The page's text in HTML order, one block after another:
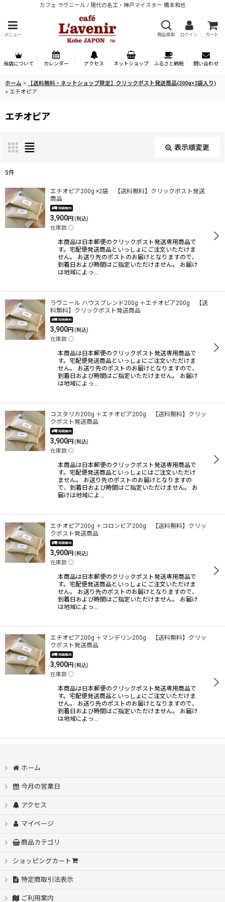
カフェ ラヴニール / 現代の名工・神戸マイスター 橋本和也
メニュー 商品検索 ログイン カート
当店について カレンダー アクセス ネットショップ ふるさと納税 問い合わせ
ホーム >
【送料無料・ネットショップ限定】クリックポスト発送商品(200g×2袋入り)
> エチオピア
エチオピア
表示順変更
表示数:
並び順:
絞り込む
5件
エチオピア200g ×2袋 【送料無料】クリックポスト発送
商品
3,900円 (税込)
在庫数 ◯
本商品は日本郵便のクリックポスト発送専用商品で
す。宅配便発送商品といっしょにご注文いただけま
せん。 お送り先のポストのお届けとなりますので、
到着日および時間はご指定いただけません。 お届け
は地域によっ…
ラヴニール ハウスブレンド200g ＋エチオピア200g 【送
料無料】クリックポスト発送商品
3,900円 (税込)
在庫数 ◯
本商品は日本郵便のクリックポスト発送専用商品で
す。宅配便発送商品といっしょにご注文いただけま
せん。 お送り先のポストのお届けとなりますので、
到着日および時間はご指定いただけません。 お届け
は地域によっ…
コスタリカ200g ＋エチオピア200g 【送料無料】クリッ
クポスト発送商品
3,900円 (税込)
在庫数 ◯
本商品は日本郵便のクリックポスト発送専用商品で
す。宅配便発送商品といっしょにはご注文いただけ
ません。 お送り先のポストのお届けとなりますの
で、到着日および時間はご指定いただけません。 お
届けは地域によ…
エチオピア200g ＋コロンビア200g 【送料無料】クリッ
クポスト発送商品
3,900円 (税込)
在庫数 ◯
本商品は日本郵便のクリックポスト発送専用商品で
す。宅配便発送商品といっしょにご注文いただけま
せん。 お送り先のポストのお届けとなりますので、
到着日および時間はご指定いただけません。 お届け
は地域によっ…
エチオピア200g ＋マンデリン200g 【送料無料】クリッ
クポスト発送商品
3,900円 (税込)
在庫数 ◯
本商品は日本郵便のクリックポスト発送専用商品で
す。宅配便発送商品といっしょにご注文いただけま
せん。 お送り先のポストのお届けとなりますので、
到着日および時間はご指定いただけません。 お届け
は地域によっ…
ホーム
今月の営業日
アクセス
マイページ
商品カテゴリ
ショッピングカート
特定商取引法表示
ご利用案内